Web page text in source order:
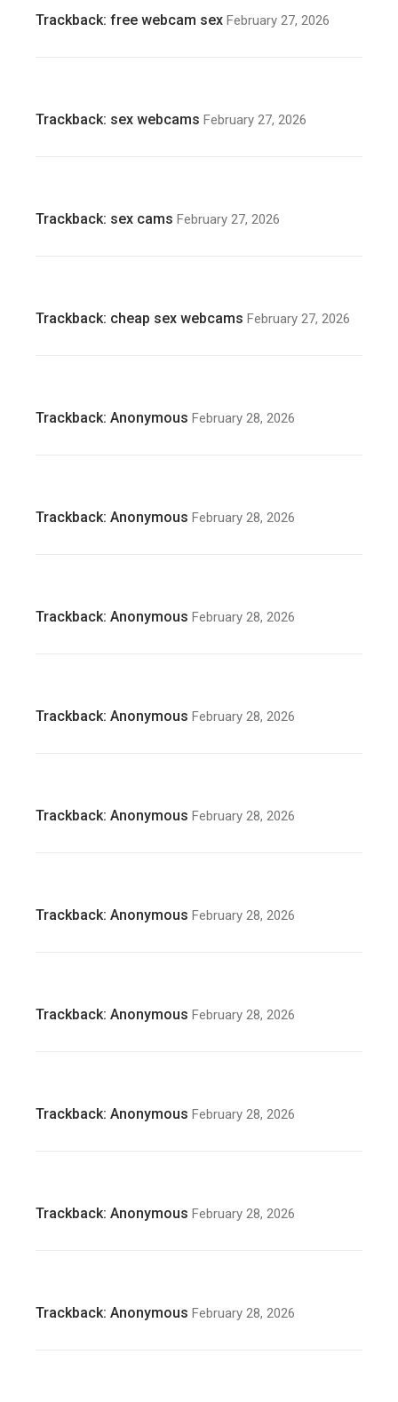
Trackback:free webcam sex February 27, 2026
Trackback: sex webcams February 27, 2026
Trackback: sex cams February 27, 2026
Trackback: cheap sex webcams February 27, 2026
Trackback:Anonymous February 28, 2026
Trackback:Anonymous February 28, 2026
Trackback:Anonymous February 28, 2026
Trackback:Anonymous February 28, 2026
Trackback:Anonymous February 28, 2026
Trackback:Anonymous February 28, 2026
Trackback:Anonymous February 28, 2026
Trackback:Anonymous February 28, 2026
Trackback:Anonymous February 28, 2026
Trackback:Anonymous February 28, 2026